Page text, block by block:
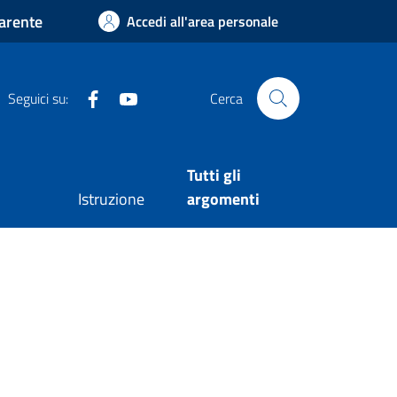
Accedi all'area personale
Seguici su: Facebook Cerca
Istruzione
Tutti gli
argomenti